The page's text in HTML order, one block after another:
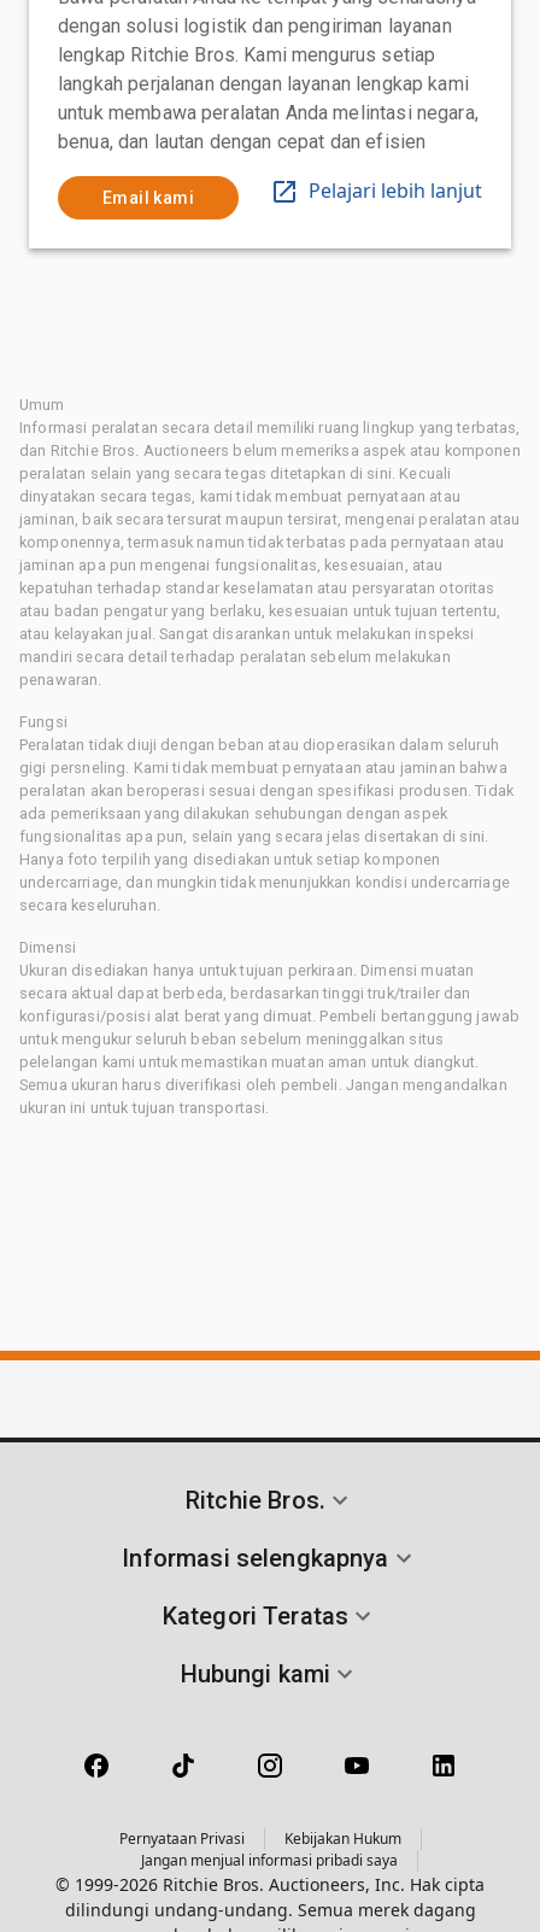
dengan solusi logistik dan pengiriman layanan
lengkap Ritchie Bros. Kami mengurus setiap
langkah perjalanan dengan layanan lengkap kami
untuk membawa peralatan Anda melintasi negara,
benua, dan lautan dengan cepat dan efisien
Email kami Pelajari lebih lanjut
Umum
Informasi peralatan secara detail memiliki ruang lingkup yang terbatas,
dan Ritchie Bros. Auctioneers belum memeriksa aspek atau komponen
peralatan selain yang secara tegas ditetapkan di sini. Kecuali
dinyatakan secara tegas, kami tidak membuat pernyataan atau
jaminan, baik secara tersurat maupun tersirat, mengenai peralatan atau
komponennya, termasuk namun tidak terbatas pada pernyataan atau
jaminan apa pun mengenai fungsionalitas, kesesuaian, atau
kepatuhan terhadap standar keselamatan atau persyaratan otoritas
atau badan pengatur yang berlaku, kesesuaian untuk tujuan tertentu,
atau kelayakan jual. Sangat disarankan untuk melakukan inspeksi
mandiri secara detail terhadap peralatan sebelum melakukan
penawaran.
Fungsi
Peralatan tidak diuji dengan beban atau dioperasikan dalam seluruh
gigi persneling. Kami tidak membuat pernyataan atau jaminan bahwa
peralatan akan beroperasi sesuai dengan spesifikasi produsen. Tidak
ada pemeriksaan yang dilakukan sehubungan dengan aspek
fungsionalitas apa pun, selain yang secara jelas disertakan di sini.
Hanya foto terpilih yang disediakan untuk setiap komponen
undercarriage, dan mungkin tidak menunjukkan kondisi undercarriage
secara keseluruhan.
Dimensi
Ukuran disediakan hanya untuk tujuan perkiraan. Dimensi muatan
secara aktual dapat berbeda, berdasarkan tinggi truk/trailer dan
konfigurasi/posisi alat berat yang dimuat. Pembeli bertanggung jawab
untuk mengukur seluruh beban sebelum meninggalkan situs
pelelangan kami untuk memastikan muatan aman untuk diangkut.
Semua ukuran harus diverifikasi oleh pembeli. Jangan mengandalkan
ukuran ini untuk tujuan transportasi.
Ritchie Bros.
Informasi selengkapnya
Kategori Teratas
Hubungi kami
Pernyataan Privasi
Kebijakan Hukum
Jangan menjual informasi pribadi saya
© 1999-2026 Ritchie Bros. Auctioneers, Inc. Hak cipta
dilindungi undang-undang. Semua merek dagang